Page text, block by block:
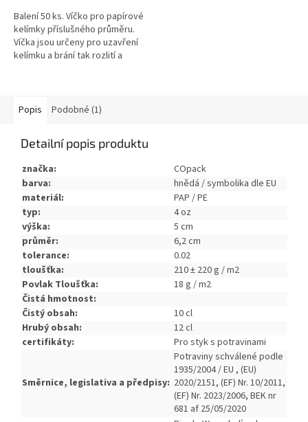
Balení 50 ks. Víčko pro papírové
kelímky příslušného průměru.
Víčka jsou určeny pro uzavření
kelímku a brání tak rozlití a
Popis Podobné (1)
Detailní popis produktu
značka:
COpack
barva:
hnědá / symbolika dle EU
materiál:
PAP / PE
typ:
4 oz
výška:
5 cm
průměr:
6,2 cm
tolerance:
0.02
tloušťka:
210 ± 220 g / m2
Povlak Tloušťka:
18 g / m2
Čistá hmotnost:
Čistý obsah:
10 cl
Hrubý obsah:
12 cl
certifikáty:
Pro styk s potravinami
Směrnice, legislativa a předpisy:
Potraviny schválené podle
1935/2004 / EU , (EU)
2020/2151, (EF) Nr. 10/2011,
(EF) Nr. 2023/2006, BEK nr
681 af 25/05/2020